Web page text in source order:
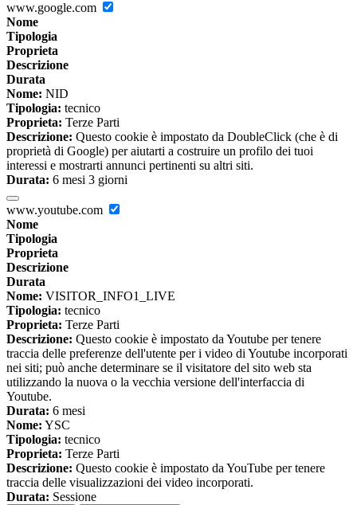
www.google.com
Nome
Tipologia
Proprieta
Descrizione
Durata
Nome: NID
Tipologia: tecnico
Proprieta: Terze Parti
Descrizione: Questo cookie è impostato da DoubleClick (che è di
proprietà di Google) per aiutarti a costruire un profilo dei tuoi
interessi e mostrarti annunci pertinenti su altri siti.
Durata: 6 mesi 3 giorni
www.youtube.com
Nome
Tipologia
Proprieta
Descrizione
Durata
Nome: VISITOR_INFO1_LIVE
Tipologia: tecnico
Proprieta: Terze Parti
Descrizione: Questo cookie è impostato da Youtube per tenere
traccia delle preferenze dell'utente per i video di Youtube incorporati
nei siti; può anche determinare se il visitatore del sito web sta
utilizzando la nuova o la vecchia versione dell'interfaccia di
Youtube.
Durata: 6 mesi
Nome: YSC
Tipologia: tecnico
Proprieta: Terze Parti
Descrizione: Questo cookie è impostato da YouTube per tenere
traccia delle visualizzazioni dei video incorporati.
Durata: Sessione